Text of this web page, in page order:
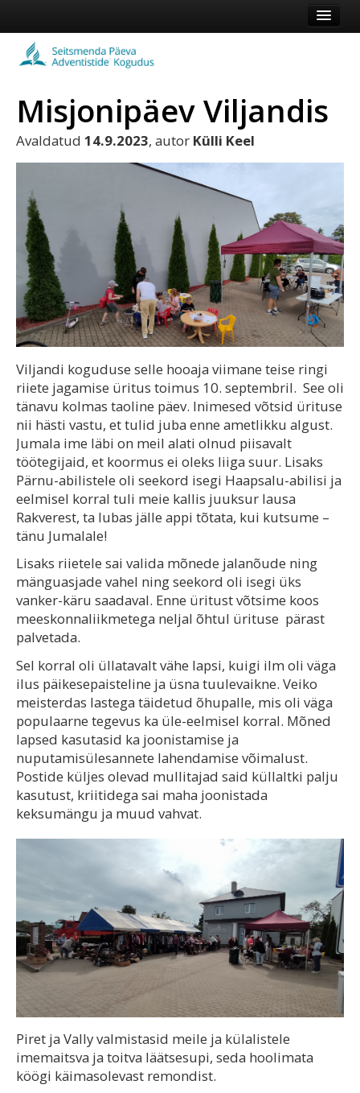
Koduleht
Vaata veel
Misjonipäev Viljandis
Avaldatud 14.9.2023, autor Külli Keel
Viljandi koguduse selle hooaja viimane teise ringi
riiete jagamise üritus toimus 10. septembril. See oli
tänavu kolmas taoline päev. Inimesed võtsid ürituse
nii hästi vastu, et tulid juba enne ametlikku algust.
Jumala ime läbi on meil alati olnud piisavalt
töötegijaid, et koormus ei oleks liiga suur. Lisaks
Pärnu-abilistele oli seekord isegi Haapsalu-abilisi ja
eelmisel korral tuli meie kallis juuksur lausa
Rakverest, ta lubas jälle appi tõtata, kui kutsume –
tänu Jumalale!
Lisaks riietele sai valida mõnede jalanõude ning
mänguasjade vahel ning seekord oli isegi üks
vanker-käru saadaval. Enne üritust võtsime koos
meeskonnaliikmetega neljal õhtul ürituse pärast
palvetada.
Sel korral oli üllatavalt vähe lapsi, kuigi ilm oli väga
ilus päikesepaisteline ja üsna tuulevaikne. Veiko
meisterdas lastega täidetud õhupalle, mis oli väga
populaarne tegevus ka üle-eelmisel korral. Mõned
lapsed kasutasid ka joonistamise ja
nuputamisülesannete lahendamise võimalust.
Postide küljes olevad mullitajad said küllaltki palju
kasutust, kriitidega sai maha joonistada
keksumängu ja muud vahvat.
Piret ja Vally valmistasid meile ja külalistele
imemaitsva ja toitva läätsesupi, seda hoolimata
köögi käimasolevast remondist.